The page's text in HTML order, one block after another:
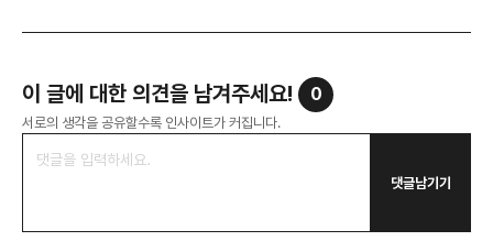
이 글에 대한 의견을 남겨주세요! 0
서로의 생각을 공유할수록 인사이트가 커집니다.
댓글남기기